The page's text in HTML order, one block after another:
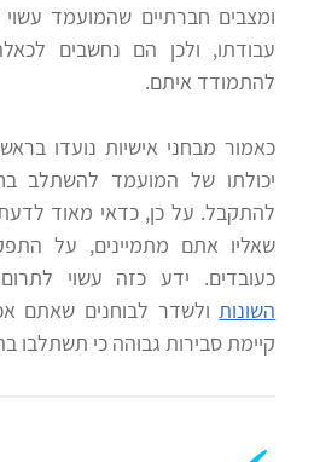
ומצבים חברתיים שהמועמד
עבודתו, ולכן הם נחשבים
להתמודד איתם.
כאמור מבחני אישיות נועדו
יכולתו של המועמד להשתלב
להתקבל. על כן, כדאי מאוד
שאליו אתם מתמיינים, על
כעובדים. ידע כזה עשוי
השונות ולשדר לבוחנים שאתם
קיימת סבירות גבוהה כי תשתלבו